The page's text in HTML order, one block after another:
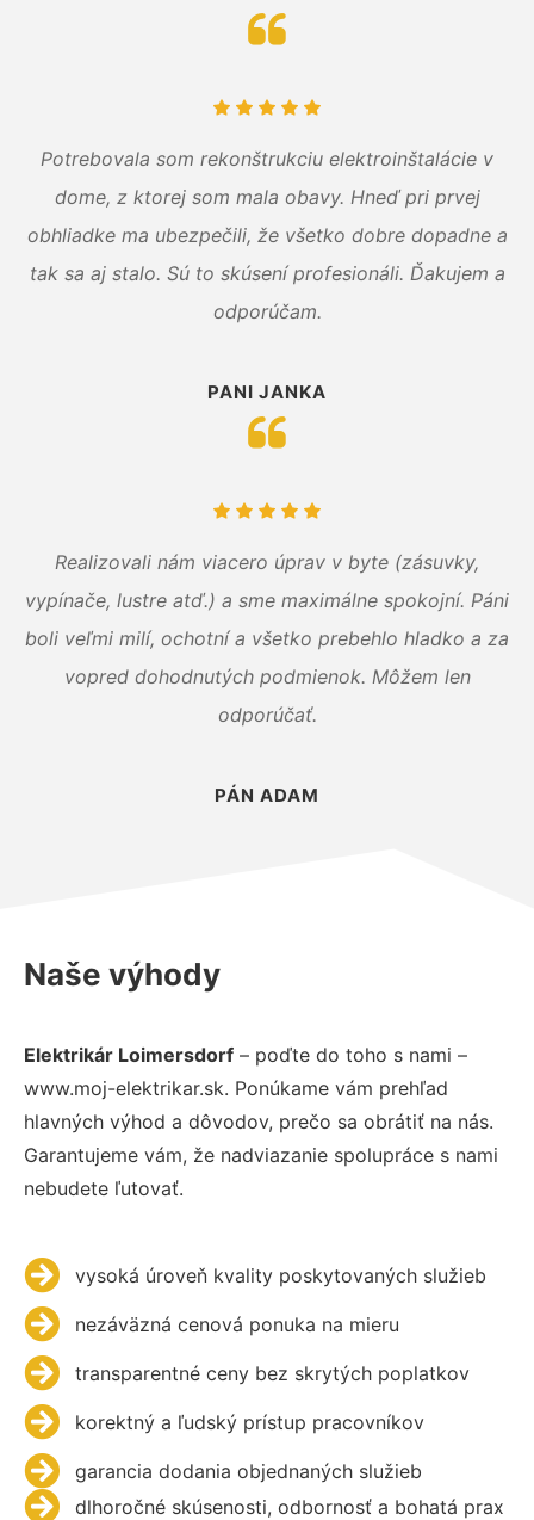
Potrebovala som rekonštrukciu elektroinštalácie v
dome, z ktorej som mala obavy. Hneď pri prvej
obhliadke ma ubezpečili, že všetko dobre dopadne a
tak sa aj stalo. Sú to skúsení profesionáli. Ďakujem a
odporúčam.
PANI JANKA
Realizovali nám viacero úprav v byte (zásuvky,
vypínače, lustre atď.) a sme maximálne spokojní. Páni
boli veľmi milí, ochotní a všetko prebehlo hladko a za
vopred dohodnutých podmienok. Môžem len
odporúčať.
PÁN ADAM
Naše výhody
Elektrikár Loimersdorf – poďte do toho s nami –
www.moj-elektrikar.sk. Ponúkame vám prehľad
hlavných výhod a dôvodov, prečo sa obrátiť na nás.
Garantujeme vám, že nadviazanie spolupráce s nami
nebudete ľutovať.
vysoká úroveň kvality poskytovaných služieb
nezáväzná cenová ponuka na mieru
transparentné ceny bez skrytých poplatkov
korektný a ľudský prístup pracovníkov
garancia dodania objednaných služieb
dlhoročné skúsenosti, odbornosť a bohatá prax